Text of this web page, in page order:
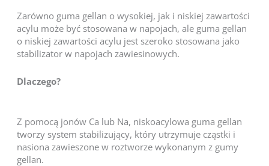
Zarówno guma gellan o wysokiej, jak i niskiej zawartości
acylu może być stosowana w napojach, ale guma gellan
o niskiej zawartości acylu jest szeroko stosowana jako
stabilizator w napojach zawiesinowych.
Dlaczego?
Z pomocą jonów Ca lub Na, niskoacylowa guma gellan
tworzy system stabilizujący, który utrzymuje cząstki i
nasiona zawieszone w roztworze wykonanym z gumy
gellan.